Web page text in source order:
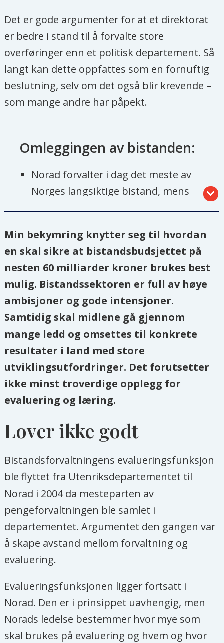
Det er gode argumenter for at et direktorat
er bedre i stand til å forvalte store
overføringer enn et politisk departement. Så
langt kan dette oppfattes som en fornuftig
beslutning, selv om det også blir krevende –
som mange andre har påpekt.
Omleggingen av bistanden:
Norad forvalter i dag det meste av
Norges langsiktige bistand, mens
Men 25. august meldte politisk
ledelse at de vil omlegge bistanden,
og samle det meste av
bistandsforvaltningen hos Norad
fra tidlig 2024.
Endringen innebærer at
forvaltningen av nødhjelpen og
bistand knyttet til globale
sikkerhetsspørsmål og nedrustning,
menneskerettigheter, mye av FN-
Asia og Afghanistan flyttes fra UD til
Les mer om endringen her
Min bekymring knytter seg til hvordan
en skal sikre at bistandsbudsjettet på
nesten 60 milliarder kroner brukes best
mulig. Bistandssektoren er full av høye
ambisjoner og gode intensjoner.
Samtidig skal midlene gå gjennom
mange ledd og omsettes til konkrete
resultater i land med store
utviklingsutfordringer. Det forutsetter
ikke minst troverdige opplegg for
evaluering og læring.
Lover ikke godt
Bistandsforvaltningens evalueringsfunksjon
ble flyttet fra Utenriksdepartementet til
Norad i 2004 da mesteparten av
pengeforvaltningen ble samlet i
departementet. Argumentet den gangen var
å skape avstand mellom forvaltning og
evaluering.
Evalueringsfunksjonen ligger fortsatt i
Norad. Den er i prinsippet uavhengig, men
Norads ledelse bestemmer hvor mye som
skal brukes på evaluering og hvem og hvor